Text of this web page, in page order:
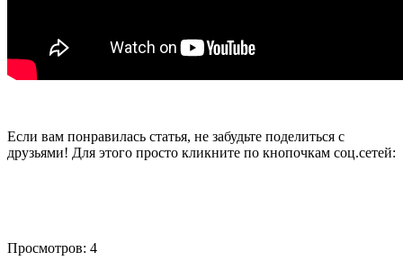
Если вам понравилась статья, не забудьте поделиться с
друзьями! Для этого просто кликните по кнопочкам соц.сетей:
Просмотров: 4